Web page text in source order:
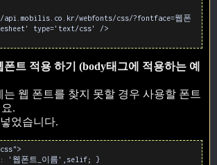
webfonts/css/?fontface=웹폰
type='text/css' />
트 적용 하기 (body태그에 적용하는 예
는 웹 폰트를 찾지 못할 경우 사용할 폰트
.
었습니다.
'웹폰트_이름',selif; }